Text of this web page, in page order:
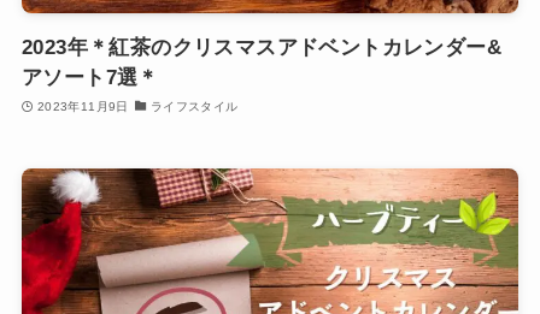
2023年＊紅茶のクリスマスアドベントカレンダー&
アソート7選＊
2023年11月9日 ライフスタイル